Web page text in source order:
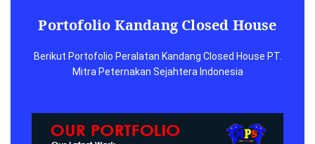
Portofolio Kandang Closed House
Berikut Portofolio Peralatan Kandang Closed House PT.
Mitra Peternakan Sejahtera Indonesia